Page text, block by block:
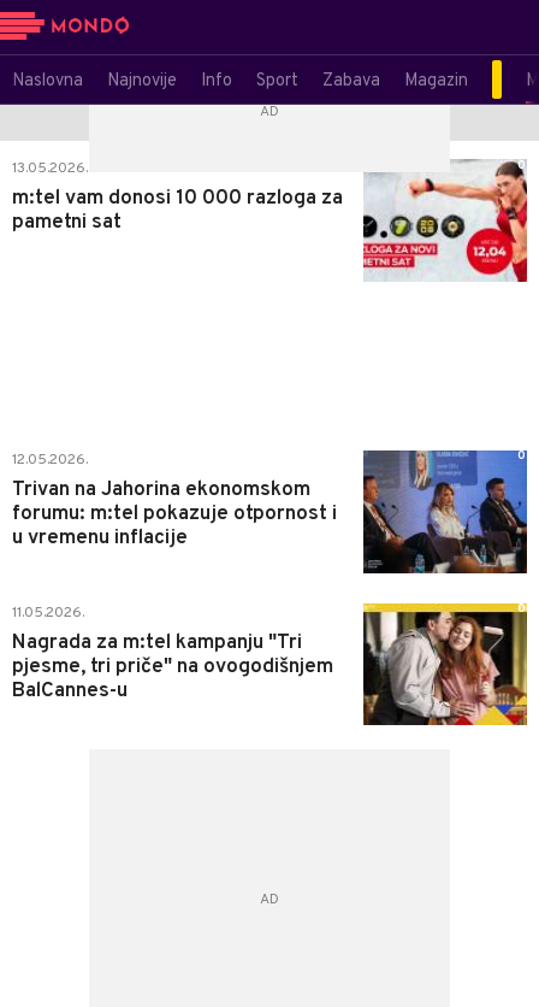
Naslovna Najnovije Info Sport Zabava Magazin
13.05.2026.
m:tel vam donosi 10 000 razloga za
pametni sat
0
12.05.2026.
Trivan na Jahorina ekonomskom
forumu: m:tel pokazuje otpornost i
u vremenu inflacije
0
11.05.2026.
Nagrada za m:tel kampanju "Tri
pjesme, tri priče" na ovogodišnjem
BalCannes-u
0